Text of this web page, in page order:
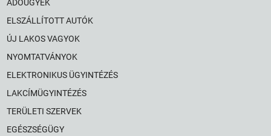
ADÓÜGYEK
ELSZÁLLÍTOTT AUTÓK
ÚJ LAKOS VAGYOK
NYOMTATVÁNYOK
ELEKTRONIKUS ÜGYINTÉZÉS
LAKCÍMÜGYINTÉZÉS
TERÜLETI SZERVEK
EGÉSZSÉGÜGY